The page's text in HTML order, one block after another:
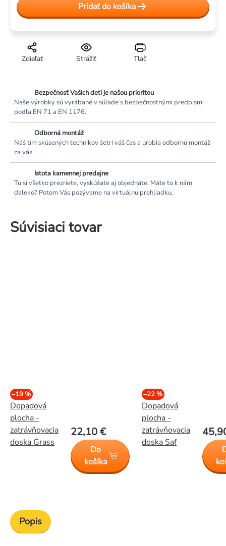
Tlač
Strážiť
Zdieľať
cena:Pridať do košíka
Bezpečnosť Vašich detí je našou prioritou
Naše výrobky sú vyrábané v súlade s bezpečnostnými predpismi
podľa EN 71 a EN 1176.
Odborná montáž
Náš tím skúsených technikov šetrí váš čas a urobia odbornú montáž
za vás.
Istota kamennej predajne
Tu si všetko prezriete, vyskúšate aj objednáte. Máte to k nám
ďaleko? Potom Vás pozývame na virtuálnu prehliadku.
Súvisiaci tovar
–19 %
Dopadová
plocha -
zatrávňovacia
doska Grass
22,10 €
Do
košíka
–22 %
Dopadová
plocha -
zatrávňovacia
doska Saf
Popis